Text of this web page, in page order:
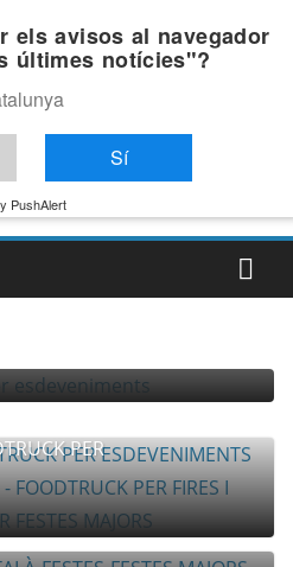
agost 7, 2026
PER
NACIONAL CATALÀ
els avisos al navegador
últimes notícies"?
Sí
PushAlert